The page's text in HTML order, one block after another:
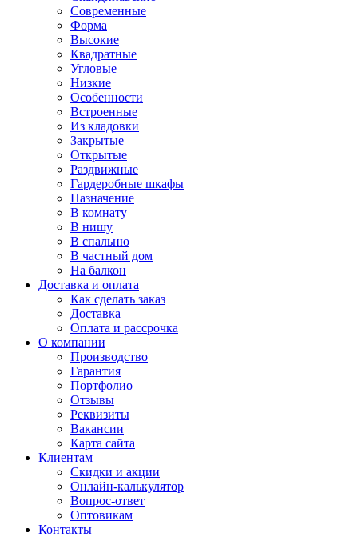
Современные
Форма
Высокие
Квадратные
Угловые
Низкие
Особенности
Встроенные
Из кладовки
Закрытые
Открытые
Раздвижные
Гардеробные шкафы
Назначение
В комнату
В нишу
В спальню
В частный дом
На балкон
Доставка и оплата
Как сделать заказ
Доставка
Оплата и рассрочка
О компании
Производство
Гарантия
Портфолио
Отзывы
Реквизиты
Вакансии
Карта сайта
Клиентам
Скидки и акции
Онлайн-калькулятор
Вопрос-ответ
Оптовикам
Контакты